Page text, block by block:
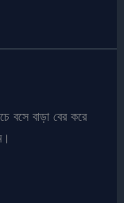
বসে বাড়া বের করে